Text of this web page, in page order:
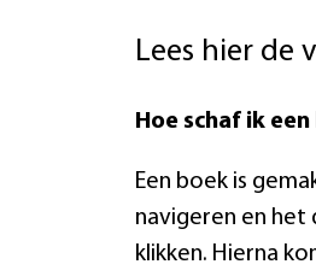
Lees hier de
Hoe schaf ik
Een boek is
navigeren en het
klikken. Hierna